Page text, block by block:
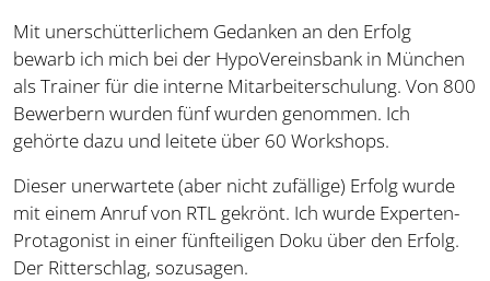
Mit unerschütterlichem Gedanken an den Erfolg
bewarb ich mich bei der HypoVereinsbank in München
als Trainer für die interne Mitarbeiterschulung. Von 800
Bewerbern wurden fünf wurden genommen. Ich
gehörte dazu und leitete über 60 Workshops.
Dieser unerwartete (aber nicht zufällige) Erfolg wurde
mit einem Anruf von RTL gekrönt. Ich wurde Experten-
Protagonist in einer fünfteiligen Doku über den Erfolg.
Der Ritterschlag, sozusagen.